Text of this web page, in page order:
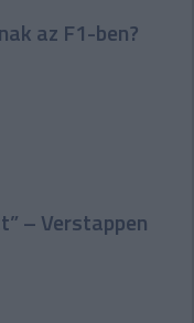
az F1-ben?
– Verstappen